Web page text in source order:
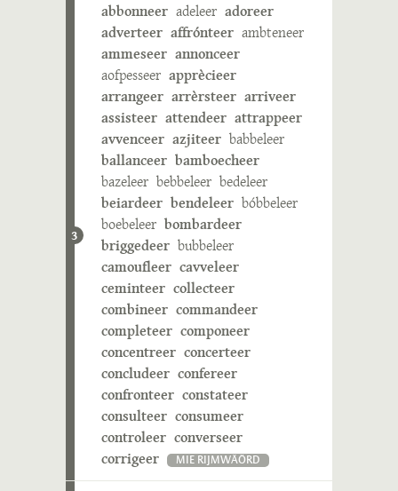
3
abbonneer adeleer adoreer
adverteer affrónteer ambteneer
ammeseer annonceer
aofpesseer apprècieer
arrangeer arrèrsteer arriveer
assisteer attendeer attrappeer
avvenceer azjiteer babbeleer
ballanceer bamboecheer
bazeleer bebbeleer bedeleer
beiardeer bendeleer bóbbeleer
boebeleer bombardeer
briggedeer bubbeleer
camoufleer cavveleer
ceminteer collecteer
combineer commandeer
completeer componeer
concentreer concerteer
concludeer confereer
confronteer constateer
consulteer consumeer
controleer converseer
corrigeer
MIE RIJMWÄÖRD